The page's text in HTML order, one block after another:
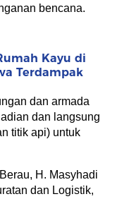
bencana.
Kayu di
Terdampak
dan armada
dan langsung
titik api) untuk
H. Masyhadi
dan Logistik,